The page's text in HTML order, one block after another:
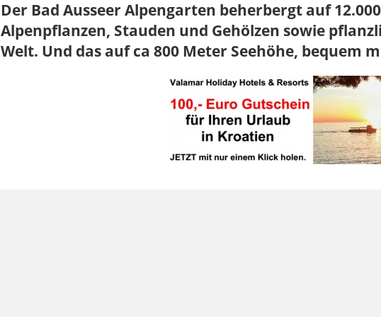
Der Bad Ausseer Alpengarten beherbergt auf
Alpenpflanzen, Stauden und Gehölzen sowie
Welt. Und das auf ca 800 Meter Seehöhe, bequem